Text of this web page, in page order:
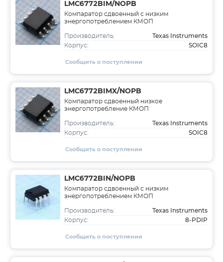
LMC6772BIM/NOPB
Компаратор сдвоенный с низким
энергопотреблением КМОП
Производитель: Texas Instruments
Корпус: SOIC8
Сообщить о поступлении
LMC6772BIMX/NOPB
Компаратор сдвоенный низкое
энергопотребление КМОП
Производитель: Texas Instruments
Корпус: SOIC8
Сообщить о поступлении
LMC6772BIN/NOPB
Компаратор сдвоенный с низким
энергопотреблением КМОП
Производитель: Texas Instruments
Корпус: 8-PDIP
Сообщить о поступлении